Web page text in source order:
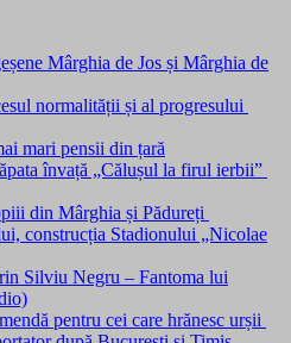
Mârghia de Jos și Mârghia de
normalității și al progresului
mari pensii din țară
învață „Călușul la firul ierbii”
din Mârghia și Pădureți
construcția Stadionului „Nicolae
Silviu Negru – Fantoma lui
pentru cei care hrănesc urșii